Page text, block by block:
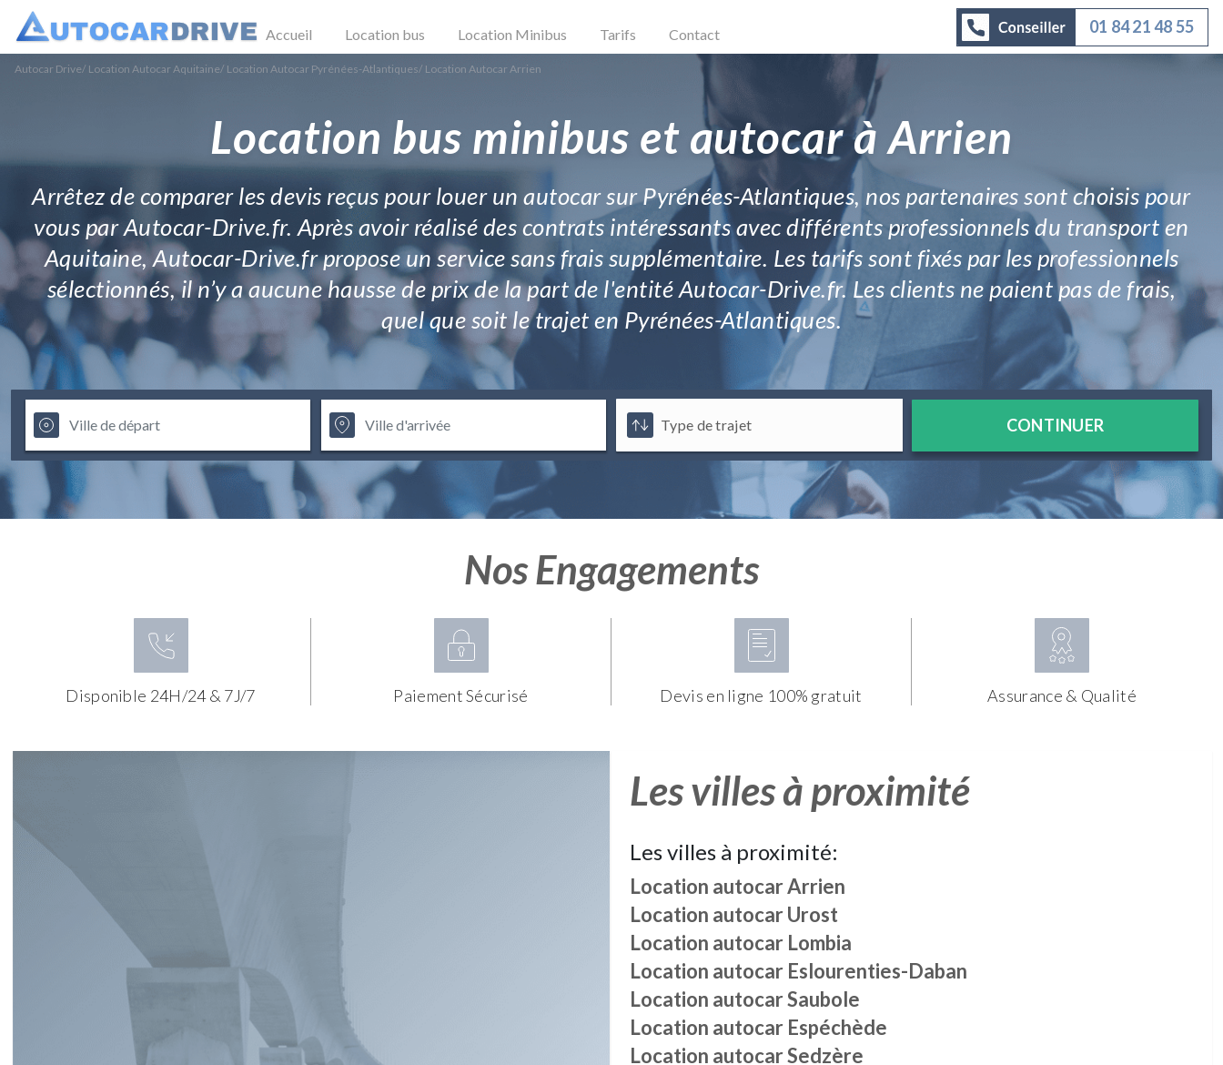
Accueil Location bus Location Minibus Tarifs Contact 01 84 21 48 55
Autocar Drive/ Location Autocar Aquitaine/ Location Autocar Pyrénées-Atlantiques/ Location Autocar Arrien
Location bus minibus et autocar à Arrien
Arrêtez de comparer les devis reçus pour louer un autocar sur Pyrénées-Atlantiques, nos partenaires sont choisis pour
vous par Autocar-Drive.fr. Après avoir réalisé des contrats intéressants avec différents professionnels du transport en
Aquitaine, Autocar-Drive.fr propose un service sans frais supplémentaire. Les tarifs sont fixés par les professionnels
sélectionnés, il n’y a aucune hausse de prix de la part de l'entité Autocar-Drive.fr. Les clients ne paient pas de frais,
quel que soit le trajet en Pyrénées-Atlantiques.
CONTINUER
Nos Engagements
Disponible 24H/24 & 7J/7 Paiement Sécurisé Devis en ligne 100% gratuit Assurance & Qualité
Les villes à proximité
Les villes à proximité:
Location autocarArrien
Location autocarUrost
Location autocar Lombia
Location autocar Eslourenties-Daban
Location autocarSaubole
Location autocar Espéchède
Location autocarSedzère